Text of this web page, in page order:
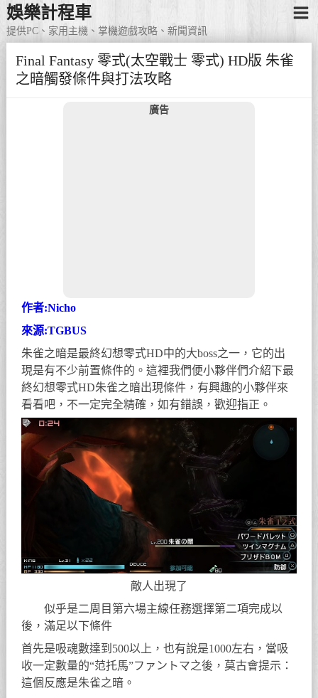
娛樂計程車
提供PC、家用主機、掌機遊戲攻略、新聞資訊
Final Fantasy 零式(太空戰士 零式) HD版 朱雀
之暗觸發條件與打法攻略
廣告
作者:Nicho
來源:TGBUS
朱雀之暗是最終幻想零式HD中的大boss之一，它的出
現是有不少前置條件的。這裡我們便小夥伴們介紹下最
終幻想零式HD朱雀之暗出現條件，有興趣的小夥伴來
看看吧，不一定完全精確，如有錯誤，歡迎指正。
敵人出現了
似乎是二周目第六場主線任務選擇第二項完成以
後，滿足以下條件
首先是吸魂數達到500以上，也有說是1000左右，當吸
收一定數量的“范托馬”ファントマ之後，莫古會提示：
這個反應是朱雀之暗。